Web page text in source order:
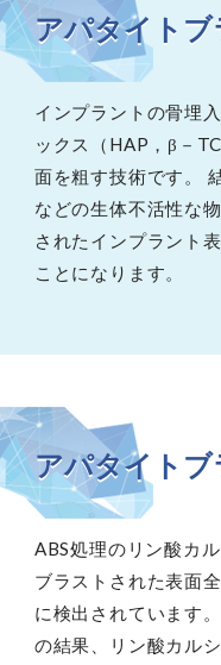
アパタイト
インプラントの骨埋
ックス（HAP，β－
面を粗す技術です。
などの生体不活性な
されたインプラント
ことになります。
アパタイト
ABS処理のリン酸カ
ブラストされた表面
に検出されています
の結果、リン酸カル